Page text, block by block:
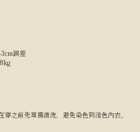
誤差
之前先單獨清洗，避免染色到淺色內衣、